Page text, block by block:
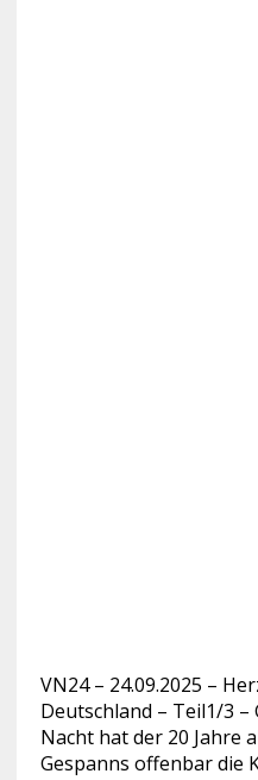
VN24 – 24.09.2025 –
Deutschland – Teil1/3 –
Nacht hat der 20 Jahre
Gespanns offenbar die